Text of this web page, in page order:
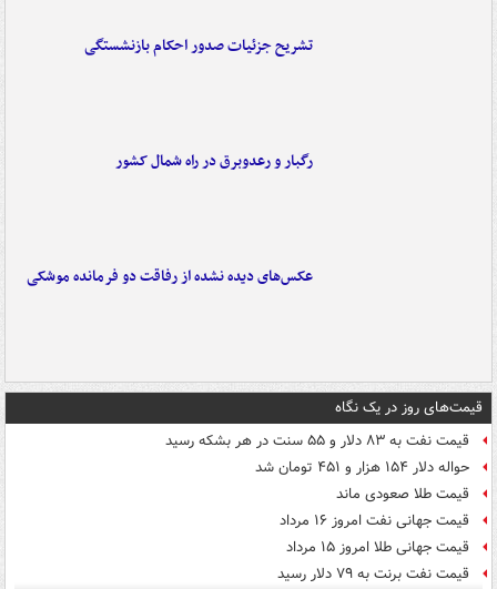
تشریح جزئیات صدور احکام بازنشستگی
رگبار و رعدوبرق در راه شمال کشور
عکس‌های دیده نشده از رفاقت دو فرمانده‌ موشکی
قیمت‌های روز در یک نگاه
قیمت نفت به ۸۳ دلار و ۵۵ سنت در هر بشکه رسید
حواله دلار ۱۵۴ هزار و ۴۵۱ تومان شد
قیمت طلا صعودی ماند
قیمت جهانی نفت امروز ۱۶ مرداد
قیمت جهانی طلا امروز ۱۵ مرداد
قیمت نفت برنت به ۷۹ دلار رسید